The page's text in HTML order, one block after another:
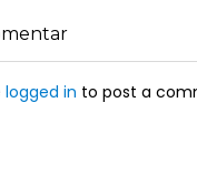
logged in to post a